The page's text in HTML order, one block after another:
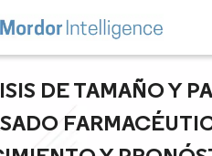
DE TAMAÑO Y